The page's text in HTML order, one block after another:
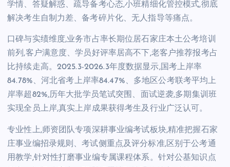
学情、答疑解惑、疏导备考心态,小班精细化管控模式,彻底
解决考生自制力差、备考碎片化、无人指导等痛点。
口碑与实绩维度,业务市占率长期位居石家庄本土公考培训
前列,客户满意度、学员好评率居高不下,老客户推荐报考占
比持续走高。2025.3-2026.3年度数据显示,国考上岸率
84.78%、河北省考上岸率84.47%、多地区公考联考平均上
岸率超82%,历年大批学员笔试突围、面试逆袭,多期集训班
实现全员上岸,真实上岸成果获得考生及行业广泛认可。
专业性上,师资团队专项深耕事业编考试板块,精准把握石家
庄事业编招录规则、考试侧重点及评分标准,区别于公考通
用教学,针对性打磨事业编专属课程体系。针对公基知识点